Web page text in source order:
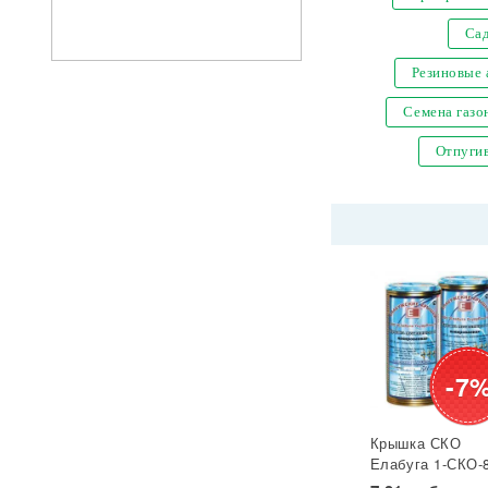
Резиновые
Семена
-
Крышка СКО
Елабуга 1-СКО-